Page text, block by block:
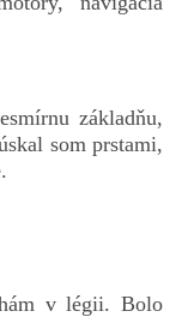
základňu,
som prstami,
v légii. Bolo